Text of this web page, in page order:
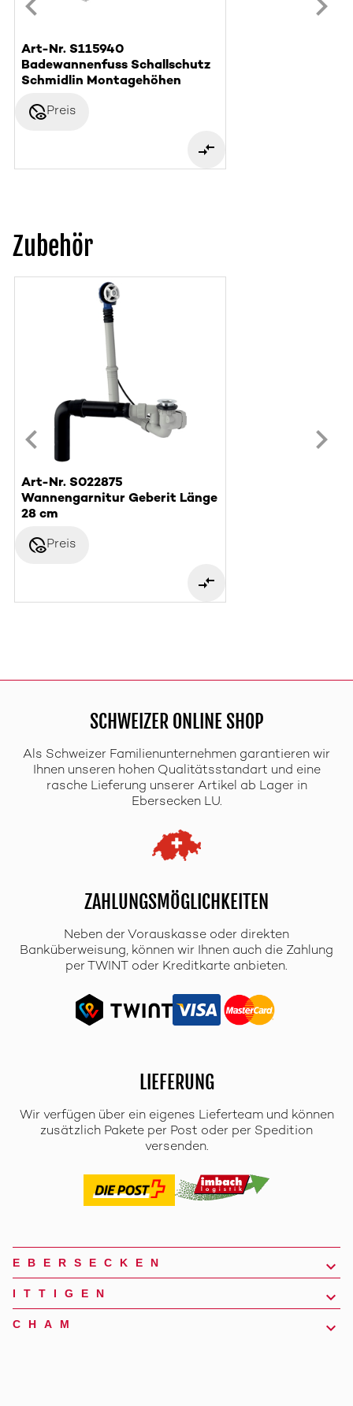
Art-Nr. S115940
Badewannenfuss Schallschutz
Schmidlin Montagehöhen
disabled_visiblePreis
Zubehör
Art-Nr. S022875
Wannengarnitur Geberit Länge
28 cm
disabled_visiblePreis
SCHWEIZER ONLINE SHOP
Als Schweizer Familienunternehmen garantieren wir
Ihnen unseren hohen Qualitätsstandart und eine
rasche Lieferung unserer Artikel ab Lager in
Ebersecken LU.
ZAHLUNGSMÖGLICHKEITEN
Neben der Vorauskasse oder direkten
Banküberweisung, können wir Ihnen auch die Zahlung
per TWINT oder Kreditkarte anbieten.
LIEFERUNG
Wir verfügen über ein eigenes Lieferteam und können
zusätzlich Pakete per Post oder per Spedition
versenden.
EBERSECKEN
ITTIGEN
CHAM